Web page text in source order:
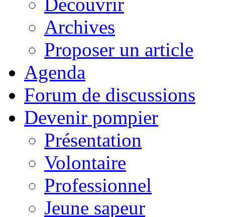
Archives
Proposer un article
Agenda
Forum de discussions
Devenir pompier
Présentation
Volontaire
Professionnel
Jeune sapeur